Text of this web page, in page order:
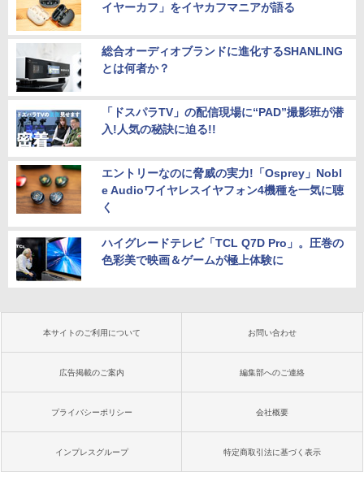
イヤーカフ」をイヤカフマニアが語る
総合オーディオブランドに進化するSHANLING
とは何者か？
「ドスパラTV」の配信現場に“PAD”撮影班が潜
入!人気の秘訣に迫る!!
エントリーなのに脅威の実力!「Osprey」Nobl
e Audioワイヤレスイヤフォン4機種を一気に聴
く
ハイグレードテレビ「TCL Q7D Pro」。圧巻の
色彩美で映画＆ゲームが極上体験に
本サイトのご利用について お問い合わせ
広告掲載のご案内 編集部へのご連絡
プライバシーポリシー 会社概要
インプレスグループ 特定商取引法に基づく表示